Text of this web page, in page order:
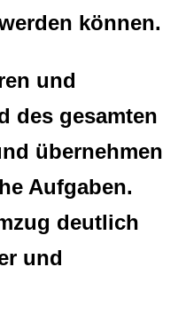
können.
und
des gesamten
übernehmen
Aufgaben.
deutlich
und